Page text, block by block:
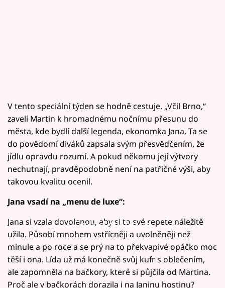
V tento speciální týden se hodně cestuje. „Včil Brno,“
zavelí Martin k hromadnému nočnímu přesunu do
města, kde bydlí další legenda, ekonomka Jana. Ta se
do povědomí diváků zapsala svým přesvědčením, že
jídlu opravdu rozumí. A pokud někomu její výtvory
nechutnají, pravděpodobně není na patřičné výši, aby
takovou kvalitu ocenil.
Jana vsadí na „menu de luxe“:
Failed to fetch
Jana si vzala dovolenou, aby si to své repete náležitě
užila. Působí mnohem vstřícněji a uvolněněji než
minule a po roce a se prý na to překvapivé opáčko moc
těší i ona. Lída už má konečně svůj kufr s oblečením,
ale zapomněla na bačkory, které si půjčila od Martina.
Proč ale v bačkorách dorazila i na Janinu hostinu?